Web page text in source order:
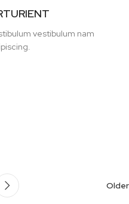
vestibulum nam
Older